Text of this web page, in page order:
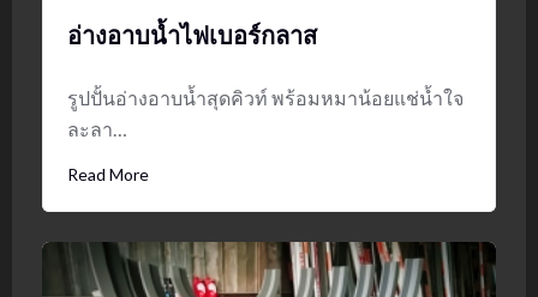
อ่างอาบน้ำไฟเบอร์กลาส
รูปปั้นอ่างอาบน้ำสุดคิวท์ พร้อมหมาน้อยแช่น้ำใจ
ละลา…
Read More